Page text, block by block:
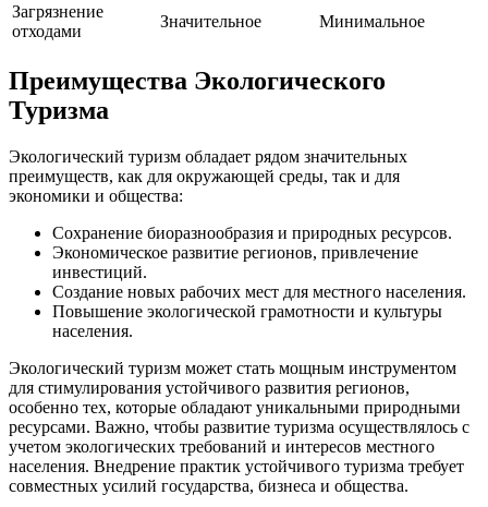
Загрязнение
отходами
Значительное Минимальное
Преимущества Экологического
Туризма
Экологический туризм обладает рядом значительных
преимуществ, как для окружающей среды, так и для
экономики и общества:
Сохранение биоразнообразия и природных ресурсов.
Экономическое развитие регионов, привлечение
инвестиций.
Создание новых рабочих мест для местного населения.
Повышение экологической грамотности и культуры
населения.
Экологический туризм может стать мощным инструментом
для стимулирования устойчивого развития регионов,
особенно тех, которые обладают уникальными природными
ресурсами. Важно, чтобы развитие туризма осуществлялось с
учетом экологических требований и интересов местного
населения. Внедрение практик устойчивого туризма требует
совместных усилий государства, бизнеса и общества.